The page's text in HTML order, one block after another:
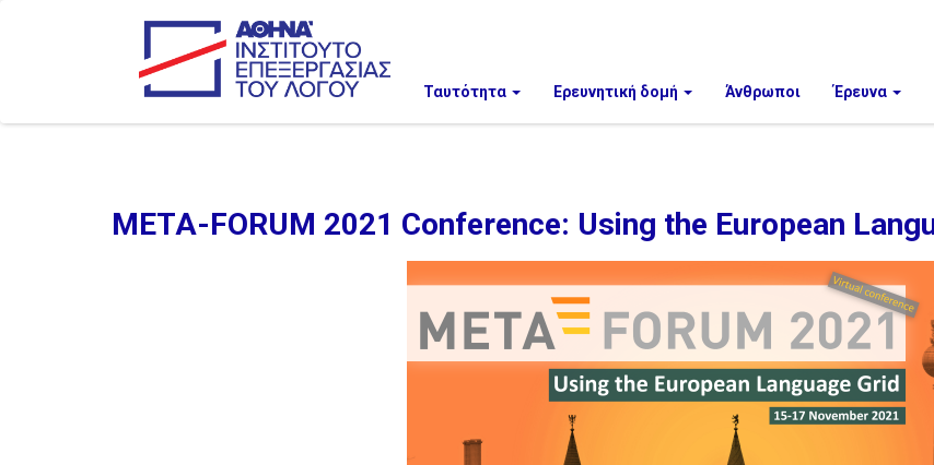
Ταυτότητα Ερευνητική δομή Άνθρωποι Έρευνα
META-FORUM 2021 Conference: Using the European